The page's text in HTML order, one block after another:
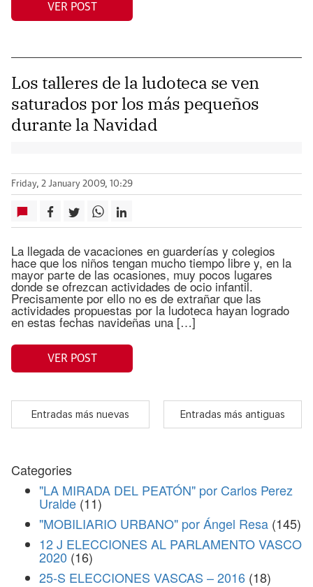
VER POST
Los talleres de la ludoteca se ven
saturados por los más pequeños
durante la Navidad
Friday, 2 January 2009, 10:29
La llegada de vacaciones en guarderías y colegios
hace que los niños tengan mucho tiempo libre y, en la
mayor parte de las ocasiones, muy pocos lugares
donde se ofrezcan actividades de ocio infantil.
Precisamente por ello no es de extrañar que las
actividades propuestas por la ludoteca hayan logrado
en estas fechas navideñas una […]
VER POST
Entradas más nuevas Entradas más antiguas
Categories
"LA MIRADA DEL PEATÓN" por Carlos Perez
Uralde (11)
"MOBILIARIO URBANO" por Ángel Resa (145)
12 J ELECCIONES AL PARLAMENTO VASCO
2020 (16)
25-S ELECCIONES VASCAS – 2016 (18)